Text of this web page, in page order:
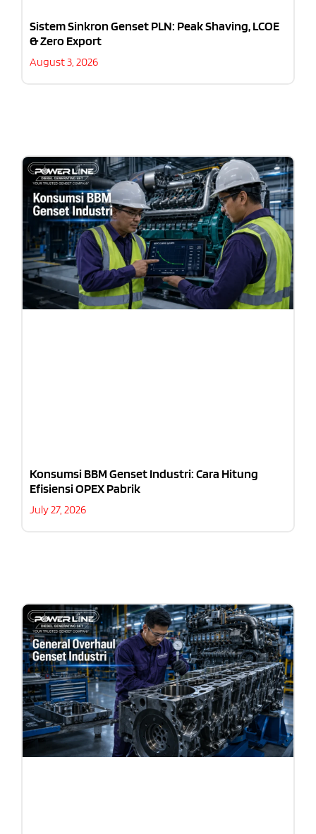
Sistem Sinkron Genset PLN: Peak Shaving, LCOE
& Zero Export
August 3, 2026
Konsumsi BBM Genset Industri: Cara Hitung
Efisiensi OPEX Pabrik
July 27, 2026